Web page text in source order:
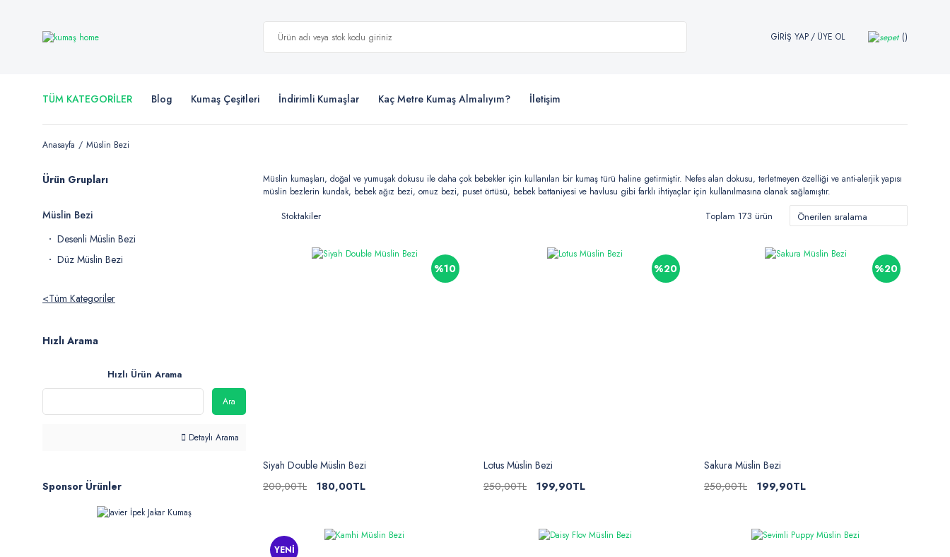
GİRİŞ YAP/ ÜYE OL
TÜM KATEGORİLER Blog Kumaş Çeşitleri İndirimli Kumaşlar Kaç Metre Kumaş Almalıyım? İletişim
Anasayfa Müslin Bezi
Ürün Grupları
Müslin Bezi
Desenli Müslin Bezi
Düz Müslin Bezi
Tüm Kategoriler
Hızlı Arama
Hızlı Ürün Arama
Ara
Detaylı Arama
Sponsor Ürünler
Müslin kumaşları, doğal ve yumuşak dokusu ile daha çok bebekler için kullanılan bir kumaş türü haline getirmiştir. Nefes alan dokusu, terletmeyen özelliği ve anti-alerjik yapısı
müslin bezlerin kundak, bebek ağız bezi, omuz bezi, puset örtüsü, bebek battaniyesi ve havlusu gibi farklı ihtiyaçlar için kullanılmasına olanak sağlamıştır.
Stoktakiler Toplam 173 ürün
%10
Siyah Double Müslin Bezi
200,00TL
180,00TL
%20
Lotus Müslin Bezi
250,00TL
199,90TL
%20
Sakura Müslin Bezi
250,00TL
199,90TL
YENİ